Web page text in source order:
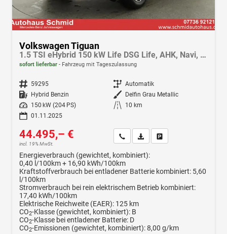
Volkswagen Tiguan
1.5 TSI eHybrid 150 kW Life DSG Life, AHK, Navi, Side, easyOpen, Winter
sofort lieferbar Fahrzeug mit Tageszulassung
Fahrzeugnr. 59295 Getriebe Automatik
Kraftstoff Hybrid Benzin Außenfarbe Delfin Grau Metallic
Leistung
150 kW (204 PS) Kilometerstand
10 km
01.11.2025
44.495,– €
incl. 19% MwSt.
Wir rufen Sie anFahrzeugexposé (PDF)
Energieverbrauch (gewichtet, kombiniert):
0,40 l/100km + 16,90 kWh/100km
Kraftstoffverbrauch bei entladener Batterie kombiniert: 5,60
l/100km
Stromverbrauch bei rein elektrischem Betrieb kombiniert:
17,40 kWh/100km
Elektrische Reichweite (EAER): 125 km
CO2-Klasse (gewichtet, kombiniert): B
CO2-Klasse bei entladener Batterie: D
CO2-Emissionen (gewichtet, kombiniert):8,00 g/km